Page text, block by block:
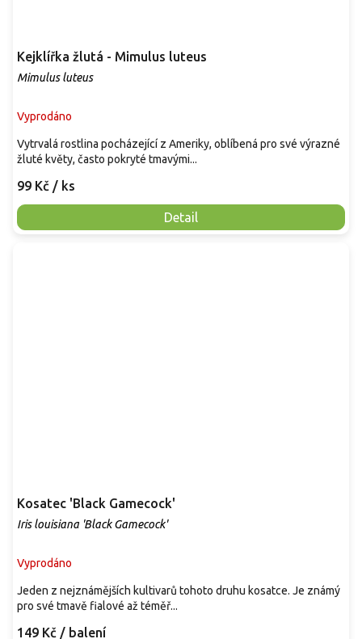
Kejklířka žlutá - Mimulus luteus
Mimulus luteus
Vyprodáno
99 Kč / ks
Detail
Vytrvalá rostlina pocházející z Ameriky, oblíbená pro své výrazné
žluté květy, často pokryté tmavými...
Kosatec 'Black Gamecock'
Iris louisiana 'Black Gamecock'
Vyprodáno
149 Kč / balení
Jeden z nejznámějších kultivarů tohoto druhu kosatce. Je známý
pro své tmavě fialové až téměř...